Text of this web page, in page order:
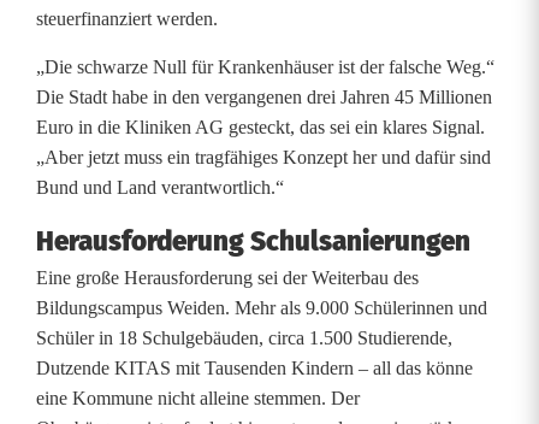
steuerfinanziert werden.
„Die schwarze Null für Krankenhäuser ist der falsche Weg.“
Die Stadt habe in den vergangenen drei Jahren 45 Millionen
Euro in die Kliniken AG gesteckt, das sei ein klares Signal.
„Aber jetzt muss ein tragfähiges Konzept her und dafür sind
Bund und Land verantwortlich.“
Herausforderung Schulsanierungen
Eine große Herausforderung sei der Weiterbau des
Bildungscampus Weiden. Mehr als 9.000 Schülerinnen und
Schüler in 18 Schulgebäuden, circa 1.500 Studierende,
Dutzende KITAS mit Tausenden Kindern – all das könne
eine Kommune nicht alleine stemmen. Der